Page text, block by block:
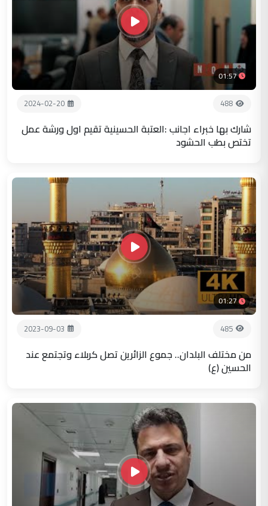
01:57
488
2024-02-20
شارك بها خبراء اجانب :العتبة الحسينية تقيم اول ورشة عمل
تختص بطب الحشود
01:27
485
2023-09-03
من مختلف البلدان.. جموع الزائرين تصل كربلاء وتجتمع عند
الحسين (ع)